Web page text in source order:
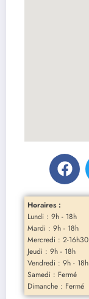
Horaires :
Lundi : 9h - 18h
Mardi : 9h - 18h
Mercredi : 2-16h30
Jeudi : 9h - 18h
Vendredi : 9h - 18h
Samedi : Fermé
Dimanche : Fermé